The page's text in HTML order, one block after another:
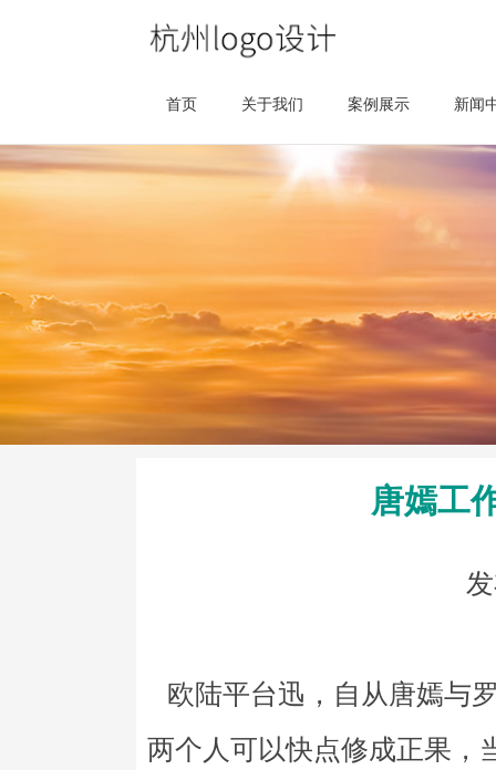
首页 关于我们 案例展示 新闻
唐嫣工
欧陆平台迅，自从唐嫣与
两个人可以快点修成正果，